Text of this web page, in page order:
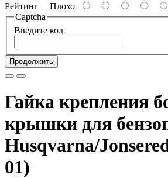
Рейтинг Плохо
Captcha
Введите код
Продолжить
Гайка крепления
крышки для
Husqvarna/
01)